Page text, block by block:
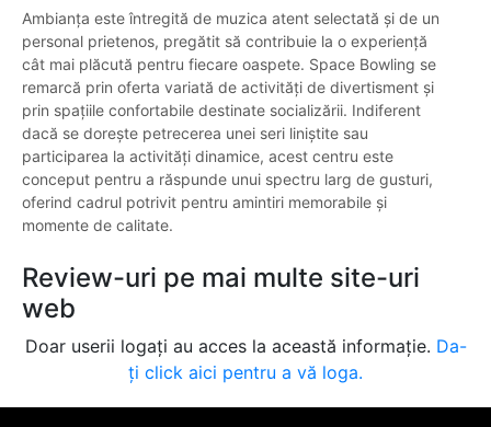
Ambianța este întregită de muzica atent selectată și de un
personal prietenos, pregătit să contribuie la o experiență
cât mai plăcută pentru fiecare oaspete. Space Bowling se
remarcă prin oferta variată de activități de divertisment și
prin spațiile confortabile destinate socializării. Indiferent
dacă se dorește petrecerea unei seri liniștite sau
participarea la activități dinamice, acest centru este
conceput pentru a răspunde unui spectru larg de gusturi,
oferind cadrul potrivit pentru amintiri memorabile și
momente de calitate.
Review-uri pe mai multe site-uri
web
Doar userii logați au acces la această informație. Da-
ți click aici pentru a vă loga.